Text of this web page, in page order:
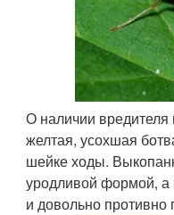
О наличии вредителя
желтая, усохшая
шейке ходы.
уродливой формой, а
и довольно противно